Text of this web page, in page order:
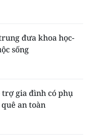
đưa khoa học-
sống
gia đình có phụ
an toàn